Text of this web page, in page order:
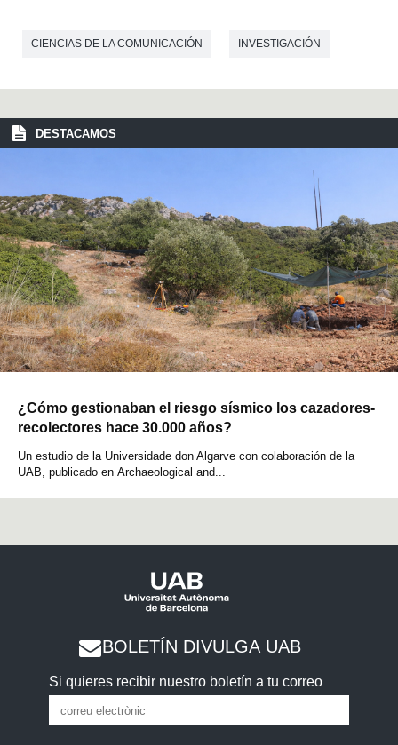
CIENCIAS DE LA COMUNICACIÓN INVESTIGACIÓN
DESTACAMOS
¿Cómo gestionaban el riesgo sísmico los cazadores-
recolectores hace 30.000 años?
Un estudio de la Universidade don Algarve con colaboración de la
UAB, publicado en Archaeological and...
BOLETÍN DIVULGA UAB
Si quieres recibir nuestro boletín a tu correo